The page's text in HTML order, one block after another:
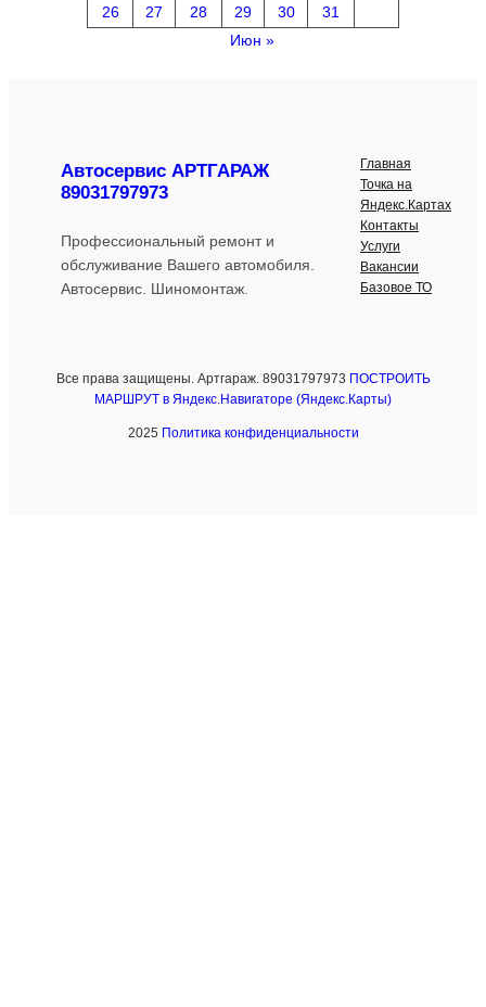
26
27 28 29 30
31
Июн »
Автосервис АРТГАРАЖ
89031797973
Профессиональный ремонт и
обслуживание Вашего автомобиля.
Автосервис. Шиномонтаж.
Главная
Точка на
Яндекс.Картах
Контакты
Услуги
Вакансии
Базовое ТО
Все права защищены. Артгараж. 89031797973 ПОСТРОИТЬ
МАРШРУТ в Яндекс.Навигаторе (Яндекс.Карты)
2025 Политика конфиденциальности